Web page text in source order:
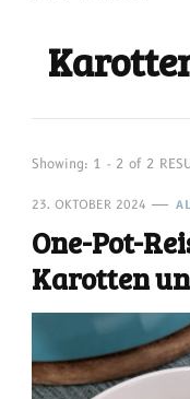
Showing: 1 - 2 of 2
23. OKTOBER 2024
One-Pot-
Karotten